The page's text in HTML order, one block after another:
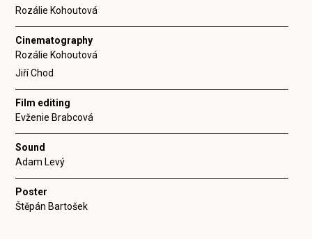
Rozálie Kohoutová
Cinematography
Rozálie Kohoutová
Jiří Chod
Film editing
Evženie Brabcová
Sound
Adam Levý
Poster
Štěpán Bartošek